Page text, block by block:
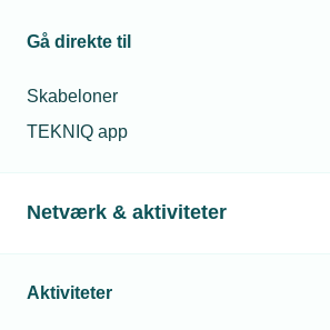
Gå direkte til
Skabeloner
TEKNIQ app
Netværk & aktiviteter
Aktiviteter